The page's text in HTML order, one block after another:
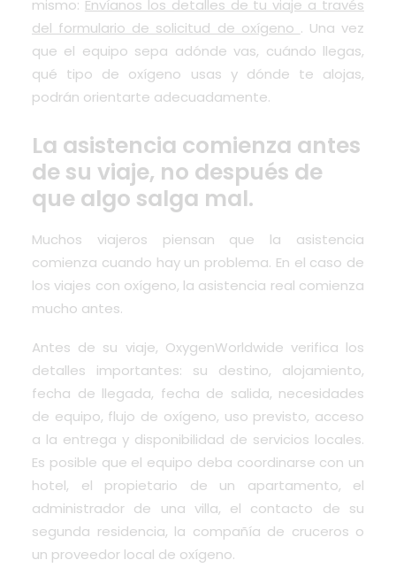
mismo: Envíanos los detalles de tu viaje a través
del formulario de solicitud de oxígeno . Una vez
que el equipo sepa adónde vas, cuándo llegas,
qué tipo de oxígeno usas y dónde te alojas,
podrán orientarte adecuadamente.
La asistencia comienza antes
de su viaje, no después de
que algo salga mal.
Muchos viajeros piensan que la asistencia
comienza cuando hay un problema. En el caso de
los viajes con oxígeno, la asistencia real comienza
mucho antes.
Antes de su viaje, OxygenWorldwide verifica los
detalles importantes: su destino, alojamiento,
fecha de llegada, fecha de salida, necesidades
de equipo, flujo de oxígeno, uso previsto, acceso
a la entrega y disponibilidad de servicios locales.
Es posible que el equipo deba coordinarse con un
hotel, el propietario de un apartamento, el
administrador de una villa, el contacto de su
segunda residencia, la compañía de cruceros o
un proveedor local de oxígeno.